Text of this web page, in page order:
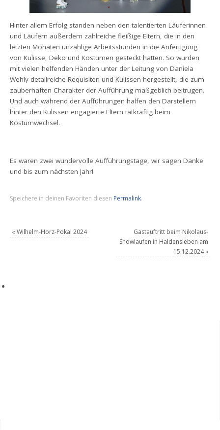
Hinter allem Erfolg standen neben den talentierten Läuferinnen
und Läufern außerdem zahlreiche fleißige Eltern, die in den
letzten Monaten unzählige Arbeitsstunden in die Anfertigung
von Kulisse, Deko und Kostümen gesteckt hatten. So wurden
mit vielen helfenden Händen unter der Leitung von Daniela
Wehly detailreiche Requisiten und Kulissen hergestellt, die zum
zauberhaften Charakter der Aufführung maßgeblich beitrugen.
Und auch während der Aufführungen halfen den Darstellern
hinter den Kulissen engagierte Eltern tatkräftig beim
Kostümwechsel.
Es waren zwei wundervolle Aufführungstage, wir sagen Danke
und bis zum nächsten Jahr!
Speichere in deinen Favoriten diesen Permalink.
« Wilhelm-Horz-Pokal 2024
Gastauftritt beim Nikolaus-
Showlaufen in Haldensleben am
15.12.2024»